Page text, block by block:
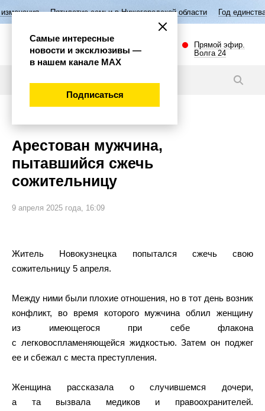
семьи в Нижегородской области Год единства народов России
Прямой эфир.
Волга 24
Арестован мужчина,
пытавшийся сжечь
сожительницу
9 апреля 2025 года, 16:09
Житель Новокузнецка попытался сжечь свою
сожительницу 5 апреля.
Между ними были плохие отношения, но в тот день возник
конфликт, во время которого мужчина облил женщину
из имеющегося при себе флакона
с легковоспламеняющейся жидкостью. Затем он поджег
ее и сбежал с места преступления.
Женщина рассказала о случившемся дочери,
а та вызвала медиков и правоохранителей.
Самые интересные
новости и эксклюзивы —
в нашем канале МАХ
Подписаться